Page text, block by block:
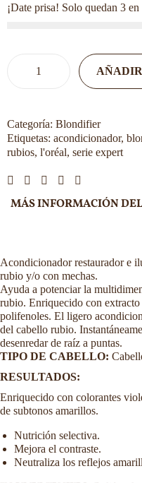
¡Date prisa! Solo quedan 3 en
Categoría: Blondifier
Etiquetas: acondicionador,
rubios, l'oréal, serie expert
MÁS INFORMACIÓN
Acondicionador restaurador e
rubio y/o con mechas.
Ayuda a potenciar la
rubio. Enriquecido con
polifenoles. El ligero
del cabello rubio.
desenredar de raíz a puntas.
TIPO DE CABELLO:
RESULTADOS:
Enriquecido con colorantes
de subtonos amarillos.
Nutrición selectiva.
Mejora el contraste.
Neutraliza los reflejos